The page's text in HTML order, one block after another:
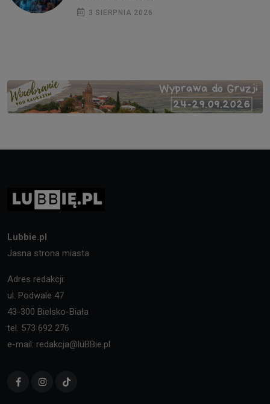
3 SIERPNIA 2026
Lubbie.pl
Jasna strona miasta
Adres redakcji:
ul. Podwale 47
43-300 Bielsko-Biała
tel. 573 692 276
e-mail: redakcja@luBBie.pl